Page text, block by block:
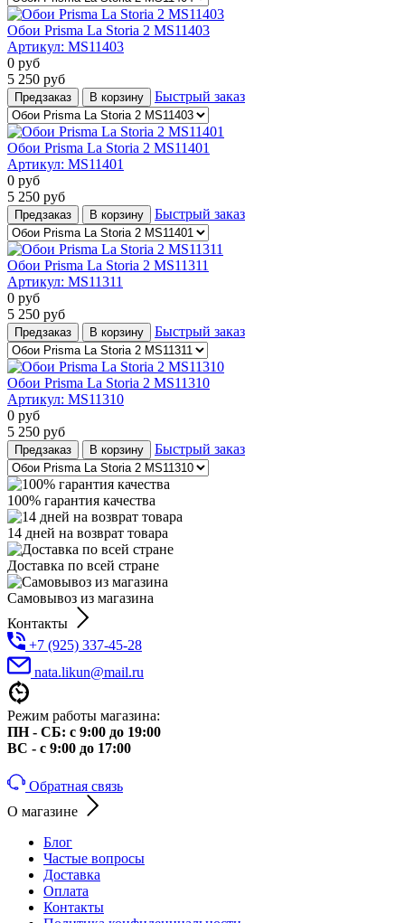
Обои Prisma La Storia 2 MS11403
Артикул: MS11403
0 руб
5 250 руб
Предзаказ В корзину Быстрый заказ
Обои Prisma La Storia 2 MS11401
Артикул: MS11401
0 руб
5 250 руб
Предзаказ В корзину Быстрый заказ
Обои Prisma La Storia 2 MS11311
Артикул: MS11311
0 руб
5 250 руб
Предзаказ В корзину Быстрый заказ
Обои Prisma La Storia 2 MS11310
Артикул: MS11310
0 руб
5 250 руб
Предзаказ В корзину Быстрый заказ
100% гарантия качества
14 дней на возврат товара
Доставка по всей стране
Самовывоз из магазина
Контакты
+7 (925) 337-45-28
nata.likun@mail.ru
Режим работы магазина:
ПН - СБ: с 9:00 до 19:00
ВС - с 9:00 до 17:00
Обратная связь
О магазине
Блог
Частые вопросы
Доставка
Оплата
Контакты